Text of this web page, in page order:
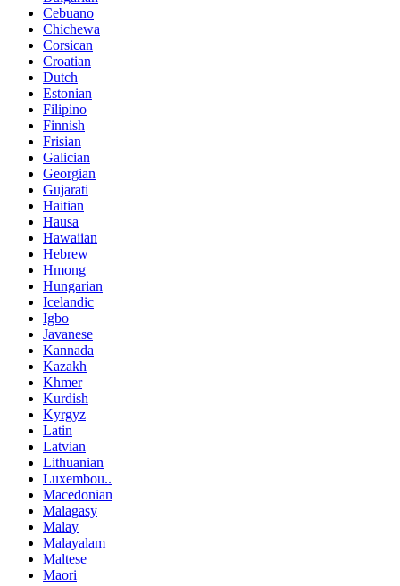
Cebuano
Chichewa
Corsican
Croatian
Dutch
Estonian
Filipino
Finnish
Frisian
Galician
Georgian
Gujarati
Haitian
Hausa
Hawaiian
Hebrew
Hmong
Hungarian
Icelandic
Igbo
Javanese
Kannada
Kazakh
Khmer
Kurdish
Kyrgyz
Latin
Latvian
Lithuanian
Luxembou..
Macedonian
Malagasy
Malay
Malayalam
Maltese
Maori